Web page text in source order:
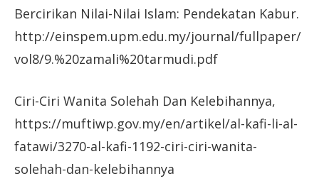
Bercirikan Nilai-Nilai Islam: Pendekatan Kabur.
http://einspem.upm.edu.my/journal/fullpaper/
vol8/9.%20zamali%20tarmudi.pdf
Ciri-Ciri Wanita Solehah Dan Kelebihannya,
https://muftiwp.gov.my/en/artikel/al-kafi-li-al-
fatawi/3270-al-kafi-1192-ciri-ciri-wanita-
solehah-dan-kelebihannya